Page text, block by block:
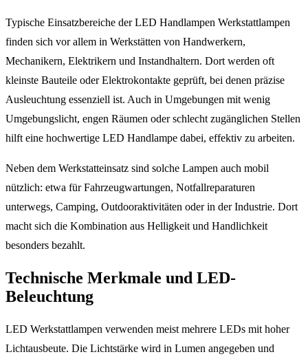
Typische Einsatzbereiche der LED Handlampen Werkstattlampen
finden sich vor allem in Werkstätten von Handwerkern,
Mechanikern, Elektrikern und Instandhaltern. Dort werden oft
kleinste Bauteile oder Elektrokontakte geprüft, bei denen präzise
Ausleuchtung essenziell ist. Auch in Umgebungen mit wenig
Umgebungslicht, engen Räumen oder schlecht zugänglichen Stellen
hilft eine hochwertige LED Handlampe dabei, effektiv zu arbeiten.
Neben dem Werkstatteinsatz sind solche Lampen auch mobil
nützlich: etwa für Fahrzeugwartungen, Notfallreparaturen
unterwegs, Camping, Outdooraktivitäten oder in der Industrie. Dort
macht sich die Kombination aus Helligkeit und Handlichkeit
besonders bezahlt.
Technische Merkmale und LED-
Beleuchtung
LED Werkstattlampen verwenden meist mehrere LEDs mit hoher
Lichtausbeute. Die Lichtstärke wird in Lumen angegeben und